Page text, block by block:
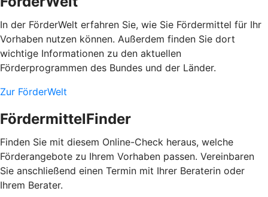
In der FörderWelt erfahren Sie, wie Sie Fördermittel für Ihr
Vorhaben nutzen können. Außerdem finden Sie dort
wichtige Informationen zu den aktuellen
Förderprogrammen des Bundes und der Länder.
Zur FörderWelt
FördermittelFinder
Finden Sie mit diesem Online-Check heraus, welche
Förderangebote zu Ihrem Vorhaben passen. Vereinbaren
Sie anschließend einen Termin mit Ihrer Beraterin oder
Ihrem Berater.